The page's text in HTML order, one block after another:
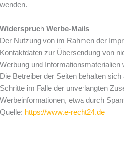
wenden.
Widerspruch Werbe-Mails
Der Nutzung von im Rahmen der
Kontaktdaten zur Übersendung von
Werbung und Informationsmaterialien
Die Betreiber der Seiten behalten
Schritte im Falle der unverlangten
Werbeinformationen, etwa durch
Quelle: https://www.e-recht24.de